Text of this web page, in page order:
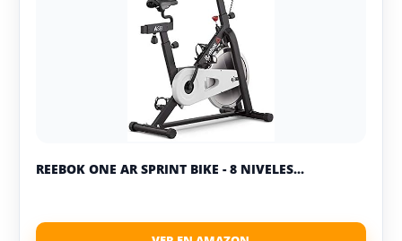
REEBOK ONE AR SPRINT BIKE - 8 NIVELES...